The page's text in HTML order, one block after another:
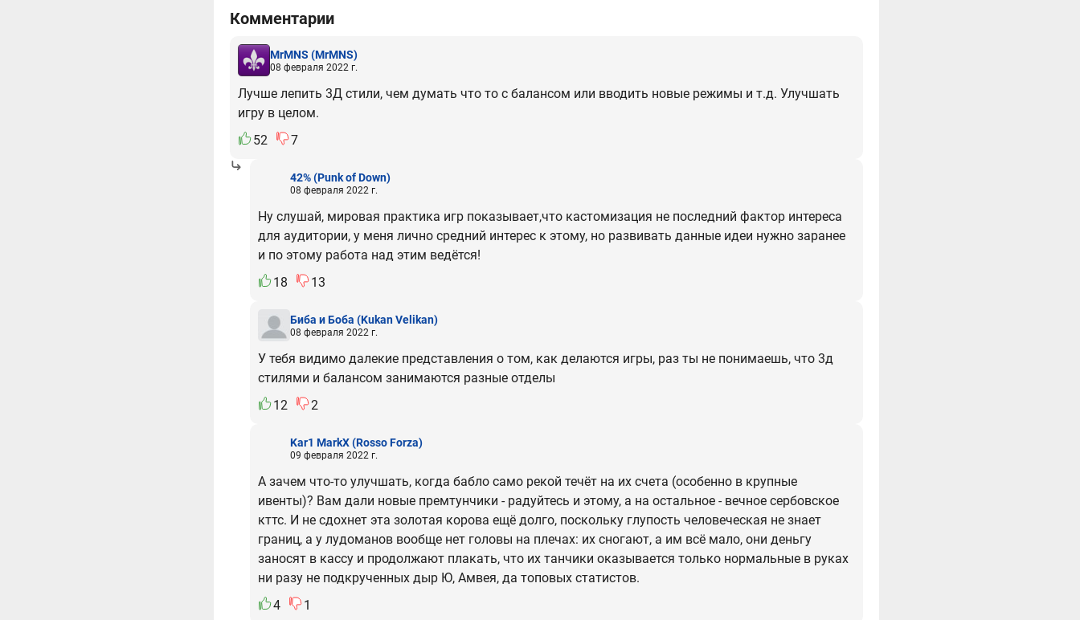
Комментарии
MrMNS (MrMNS)
08 февраля 2022 г.
Лучше лепить 3Д стили, чем думать что то с балансом или вводить новые режимы и т.д. Улучшать
игру в целом.
52
7
42%(Punk of Down)
08 февраля 2022 г.
Ну слушай, мировая практика игр показывает,что кастомизация не последний фактор интереса
для аудитории, у меня лично средний интерес к этому, но развивать данные идеи нужно заранее
и по этому работа над этим ведётся!
18
13
Биба и Боба (Kukan Velikan)
08 февраля 2022 г.
У тебя видимо далекие представления о том, как делаются игры, раз ты не понимаешь, что 3д
стилями и балансом занимаются разные отделы
12
2
Kar1 MarkX(Rosso Forza)
09 февраля 2022 г.
А зачем что-то улучшать, когда бабло само рекой течёт на их счета (особенно в крупные
ивенты)? Вам дали новые премтунчики - радуйтесь и этому, а на остальное - вечное сербовское
кттс. И не сдохнет эта золотая корова ещё долго, поскольку глупость человеческая не знает
границ, а у лудоманов вообще нет головы на плечах: их сногают, а им всё мало, они деньгу
заносят в кассу и продолжают плакать, что их танчики оказывается только нормальные в руках
ни разу не подкрученных дыр Ю, Амвея, да топовых статистов.
4
1